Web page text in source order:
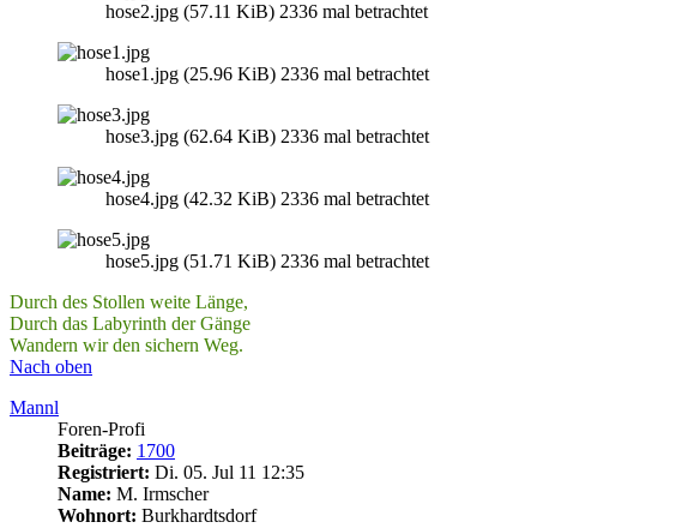
hose2.jpg (57.11 KiB) 2336 mal betrachtet
hose1.jpg (25.96 KiB) 2336 mal betrachtet
hose3.jpg (62.64 KiB) 2336 mal betrachtet
hose4.jpg (42.32 KiB) 2336 mal betrachtet
hose5.jpg (51.71 KiB) 2336 mal betrachtet
Durch des Stollen weite Länge,
Durch das Labyrinth der Gänge
Wandern wir den sichern Weg.
Nach oben
Mannl
Foren-Profi
Beiträge: 1700
Registriert: Di. 05. Jul 11 12:35
Name: M. Irmscher
Wohnort: Burkhardtsdorf